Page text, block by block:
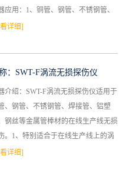
应用：1、铜管、钢管、不锈钢管、
管、铝塑管、钢丝、双层管、光缆上
详细]
： SWT-F涡流无损探伤仪
介绍：SWT-F涡流无损探伤仪适用于
、钢管、不锈钢管、焊接管、铝塑
钢丝等金属管棒材的在线生产线无损
。1、特别适合于在线生产线上的涡
伤。2、具有自动检测头尾信号、自
详细]